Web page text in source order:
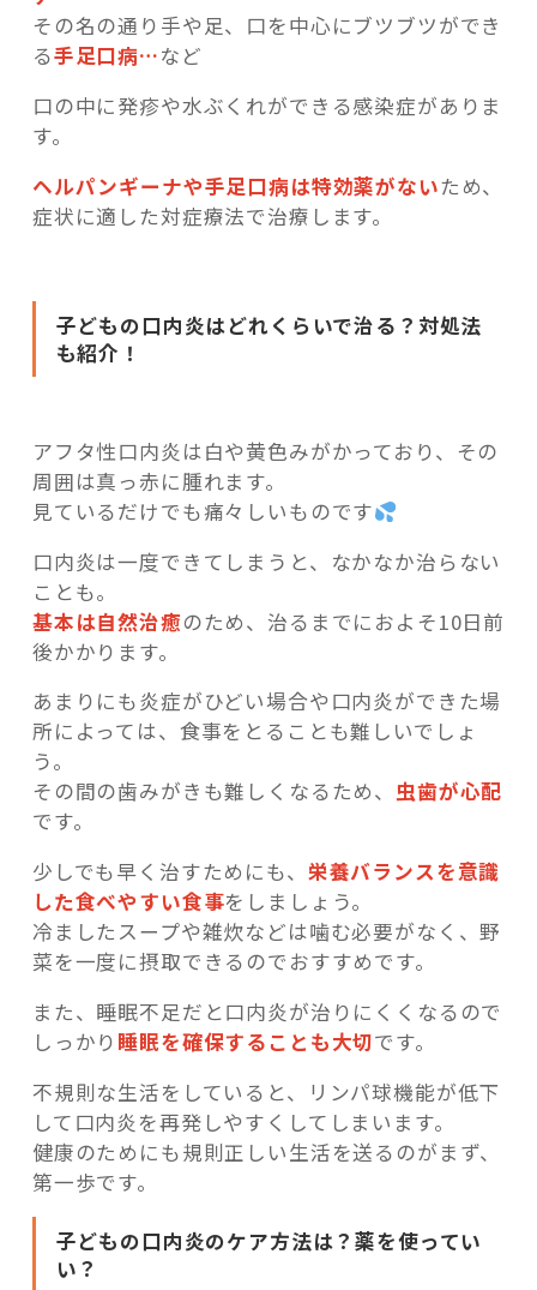
その名の通り手や足、口を中心にブツブツができ
る手足口病…など
口の中に発疹や水ぶくれができる感染症がありま
す。
ヘルパンギーナや手足口病は特効薬がないため、
症状に適した対症療法で治療します。
子どもの口内炎はどれくらいで治る？対処法
も紹介！
アフタ性口内炎は白や黄色みがかっており、その
周囲は真っ赤に腫れます。
見ているだけでも痛々しいものです
口内炎は一度できてしまうと、なかなか治らない
ことも。
基本は自然治癒のため、治るまでにおよそ10日前
後かかります。
あまりにも炎症がひどい場合や口内炎ができた場
所によっては、食事をとることも難しいでしょ
う。
その間の歯みがきも難しくなるため、虫歯が心配
です。
少しでも早く治すためにも、 栄養バランスを意識
した食べやすい食事をしましょう。
冷ましたスープや雑炊などは噛む必要がなく、野
菜を一度に摂取できるのでおすすめです。
また、睡眠不足だと口内炎が治りにくくなるので
しっかり 睡眠を確保することも大切です。
不規則な生活をしていると、リンパ球機能が低下
して口内炎を再発しやすくしてしまいます。
健康のためにも規則正しい生活を送るのがまず、
第一歩です。
子どもの口内炎のケア方法は？薬を使ってい
い？